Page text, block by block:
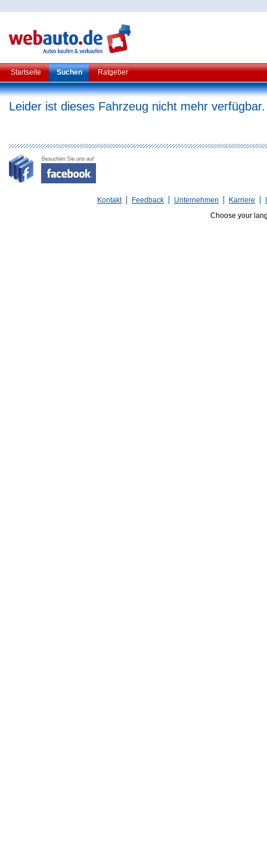
Startseite Suchen Ratgeber
Leider ist dieses Fahrzeug nicht mehr verfügbar.
Kontakt Feedback Unternehmen Karriere
Choose your